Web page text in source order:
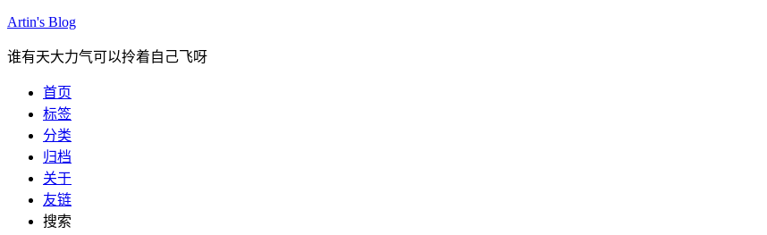
Artin's Blog
谁有天大力气可以拎着自己飞呀
首页
标签
分类
归档
关于
友链
搜索